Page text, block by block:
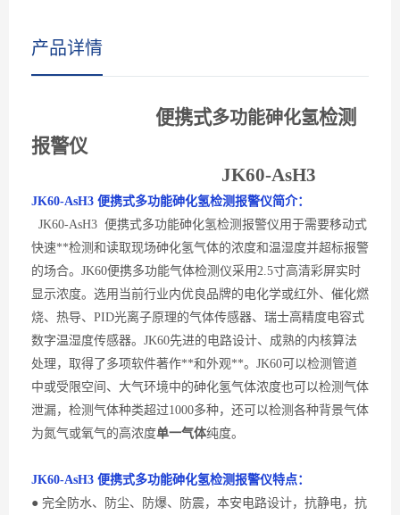
产品详情
便携式多功能砷化氢检测
报警仪
JK60-AsH3
JK60-AsH3 便携式多功能砷化氢检测报警仪简介：
JK60-AsH3 便携式多功能砷化氢检测报警仪用于需要移动式
快速**检测 和读取现场砷化氢气体的浓度和温湿度并超标报警
的场合。 JK60便携多功能气体检测仪采用2.5寸高清彩屏实时
显示浓度。 选用当前行业内优良品牌的电化学或红外、催化燃
烧、热导、 PID光离子原理的气体传感器、瑞士高精度电容式
数字温湿度传感器。 JK60先进的电路设计、成熟的内核算法
处理，取得了多项软件著作**和外观**。JK60可以检测管道
中或受限空间、大气环境中的砷化氢气体浓度也可以检测气体
泄漏，检测气体种类超过1000多种，还可以检测各种背景气体
为氮气或氧气的高浓度单一气体纯度。
JK60-AsH3 便携式多功能砷化氢检测报警仪特点：
● 完全防水、防尘、防爆、防震，本安电路设计，抗静电，抗